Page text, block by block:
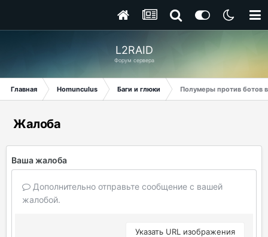
L2RAID
Форум сервера
Главная Homunculus Баги и глюки Полумеры против ботов
Жалоба
Ваша жалоба
Дополнительно отправьте сообщение с вашей
жалобой.
Указать URL изображения